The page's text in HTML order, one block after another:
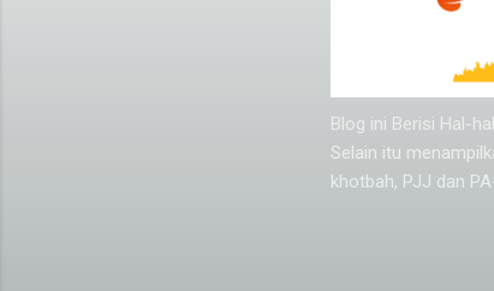
Blog ini Berisi Hal-
Selain itu
khotbah, PJJ dan